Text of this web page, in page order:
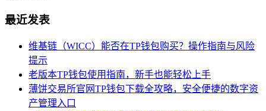
最近发表
维基链（WICC）能否在TP钱包购买？操作指南与风险
提示
老版本TP钱包使用指南，新手也能轻松上手
薄饼交易所官网TP钱包下载全攻略，安全便捷的数字资
产管理入口